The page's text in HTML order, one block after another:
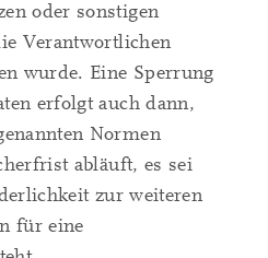
oder sonstigen
Verantwortlichen
wurde. Eine Sperrung
erfolgt auch dann,
Normen
abläuft, es sei
zur weiteren
für eine